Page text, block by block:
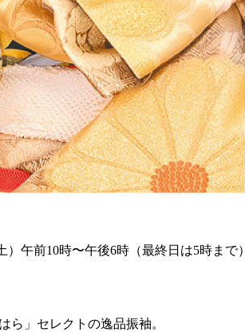
午前10時〜午後6時（最終日は5時まで）
ら」セレクトの逸品振袖。